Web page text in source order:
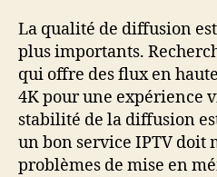
La qualité de diffusion
plus importants.
qui offre des flux en
4K pour une expérience
stabilité de la diffusion
un bon service IPTV doit
problèmes de mise en